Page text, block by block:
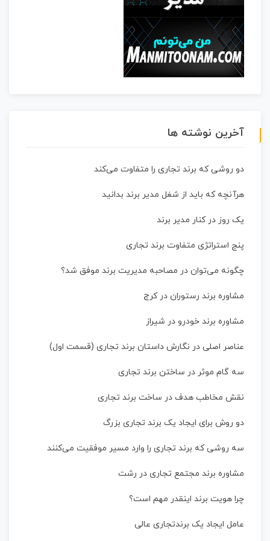
آخرین نوشته ها
دو روشی که برند تجاری را متفاوت می‌کند
هرآنچه که باید از شغل مدیر برند بدانید
یک روز در کنار مدیر برند
پنج استراتژی متفاوت برند تجاری
چگونه می‌توان در مصاحبه مدیریت برند موفق شد؟
مشاوره برند رستوران در کرج
مشاوره برند خودرو در شیراز
عناصر اصلی در نگارش داستان برند تجاری (قسمت اول)
سه گام موثر در ساختن برند تجاری
نقش مخاطب هدف در ساخت برند تجاری
دو روش برای ایجاد یک برند تجاری بزرگ
سه روشی که برند تجاری را وارد مسیر موفقیت می‌کنند
مشاوره برند مجتمع تجاری در رشت
چرا هویت برند اینقدر مهم است؟
عامل ایجاد یک برندتجاری عالی